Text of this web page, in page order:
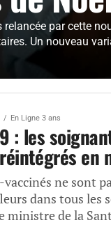
relancée par cette
Un nouveau
En Ligne 3 ans
: les
en
vaccinés ne sont
dans tous les
ministre de la